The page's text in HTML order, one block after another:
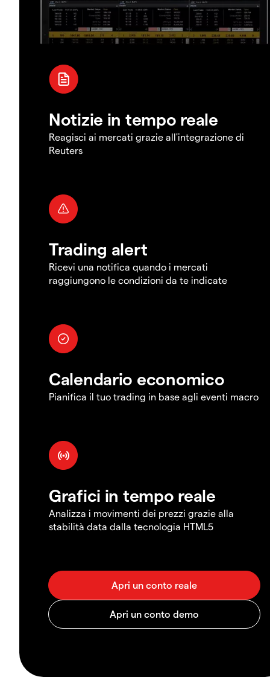
Notizie in tempo reale
Reagisci ai mercati grazie all'integrazione di
Reuters
Trading alert
Ricevi una notifica quando i mercati
raggiungono le condizioni da te indicate
Calendario economico
Pianifica il tuo trading in base agli eventi macro
Grafici in tempo reale
Analizza i movimenti dei prezzi grazie alla
stabilità data dalla tecnologia HTML5